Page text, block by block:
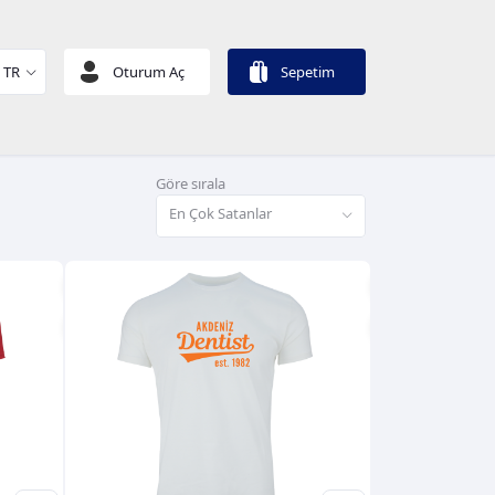
TR Oturum Aç Sepetim
Göre sırala
En Çok Satanlar